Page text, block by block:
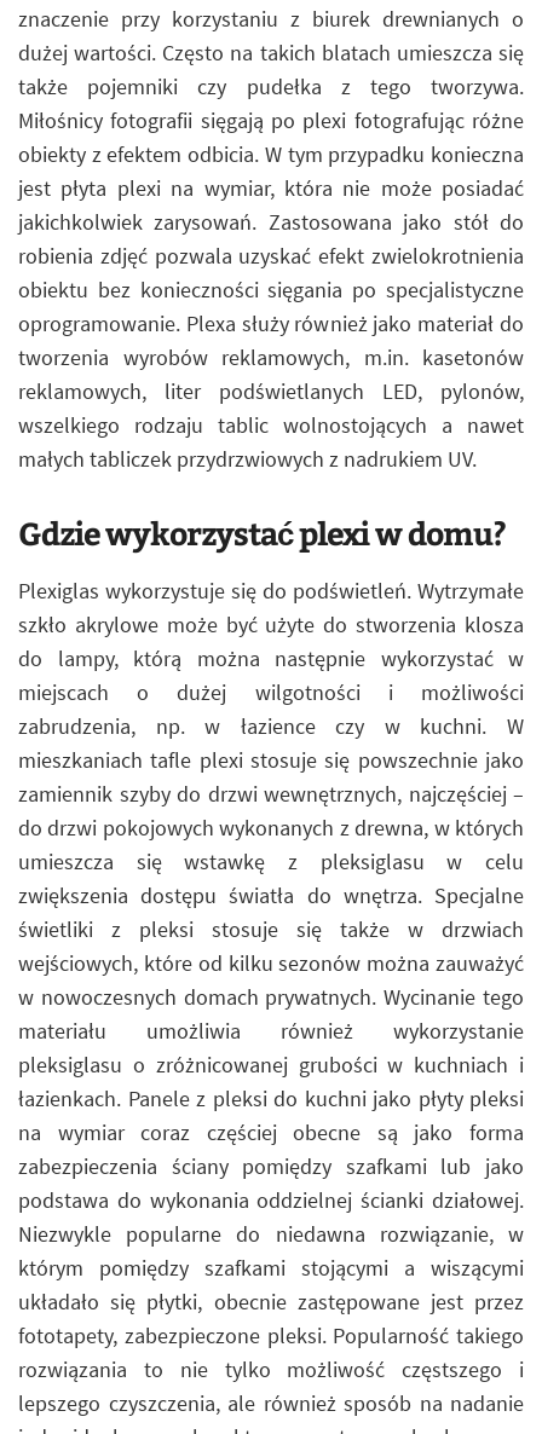
znaczenie przy korzystaniu z biurek drewnianych o
dużej wartości. Często na takich blatach umieszcza się
także pojemniki czy pudełka z tego tworzywa.
Miłośnicy fotografii sięgają po plexi fotografując różne
obiekty z efektem odbicia. W tym przypadku konieczna
jest płyta plexi na wymiar, która nie może posiadać
jakichkolwiek zarysowań. Zastosowana jako stół do
robienia zdjęć pozwala uzyskać efekt zwielokrotnienia
obiektu bez konieczności sięgania po specjalistyczne
oprogramowanie. Plexa służy również jako materiał do
tworzenia wyrobów reklamowych, m.in. kasetonów
reklamowych, liter podświetlanych LED, pylonów,
wszelkiego rodzaju tablic wolnostojących a nawet
małych tabliczek przydrzwiowych z nadrukiem UV.
Gdzie wykorzystać plexi w domu?
Plexiglas wykorzystuje się do podświetleń. Wytrzymałe
szkło akrylowe może być użyte do stworzenia klosza
do lampy, którą można następnie wykorzystać w
miejscach o dużej wilgotności i możliwości
zabrudzenia, np. w łazience czy w kuchni. W
mieszkaniach tafle plexi stosuje się powszechnie jako
zamiennik szyby do drzwi wewnętrznych, najczęściej –
do drzwi pokojowych wykonanych z drewna, w których
umieszcza się wstawkę z pleksiglasu w celu
zwiększenia dostępu światła do wnętrza. Specjalne
świetliki z pleksi stosuje się także w drzwiach
wejściowych, które od kilku sezonów można zauważyć
w nowoczesnych domach prywatnych. Wycinanie tego
materiału umożliwia również wykorzystanie
pleksiglasu o zróżnicowanej grubości w kuchniach i
łazienkach. Panele z pleksi do kuchni jako płyty pleksi
na wymiar coraz częściej obecne są jako forma
zabezpieczenia ściany pomiędzy szafkami lub jako
podstawa do wykonania oddzielnej ścianki działowej.
Niezwykle popularne do niedawna rozwiązanie, w
którym pomiędzy szafkami stojącymi a wiszącymi
układało się płytki, obecnie zastępowane jest przez
fototapety, zabezpieczone pleksi. Popularność takiego
rozwiązania to nie tylko możliwość częstszego i
lepszego czyszczenia, ale również sposób na nadanie